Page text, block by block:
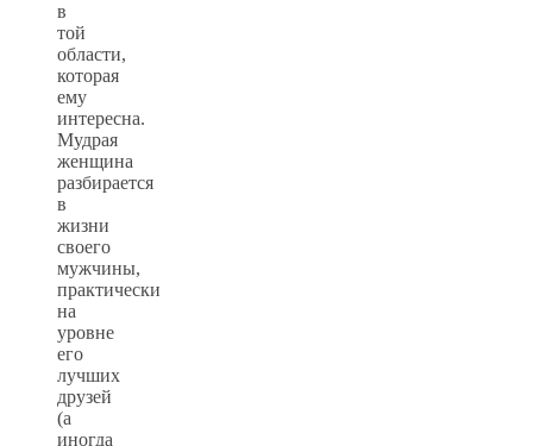
в
той
области,
которая
ему
интересна.
Мудрая
женщина
разбирается
в
жизни
своего
мужчины,
практически
на
уровне
его
лучших
друзей
(а
иногда